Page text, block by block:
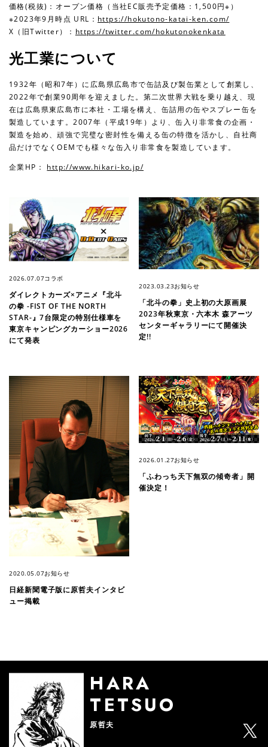
価格(税抜)：オープン価格（当社EC販売予定価格：1,500円※）
※2023年9⽉時点 URL： https://hokutono-katai-ken.com/
X（旧Twitter）： https://twitter.com/hokutonokenkata
光⼯業について
1932年（昭和7年）に広島県広島市で⽸詰及び製⽸業として創業し、
2022年で創業90周年を迎えました。第⼆次世界⼤戦を乗り越え、現
在は広島県東広島市に本社・⼯場を構え、⽸詰⽤の⽸やスプレー⽸を
製造しています。2007年（平成19年）より、⽸⼊り⾮常⾷の企画・
製造を始め、頑強で完璧な密封性を備える⽸の特徴を活かし、⾃社商
品だけでなくOEMでも様々な⽸⼊り⾮常⾷を製造しています。
企業HP： http://www.hikari-ko.jp/
2026.07.07コラボ
ダイレクトカーズ×アニメ『北斗
の拳 -FIST OF THE NORTH
STAR-』7台限定の特別仕様車を
東京キャンピングカーショー2026
にて発表
2023.03.23お知らせ
「北斗の拳」史上初の大原画展
2023年秋東京・六本木 森アーツ
センターギャラリーにて開催決
定!!
2020.05.07お知らせ
日経新聞電子版に原哲夫インタビ
ュー掲載
2026.01.27お知らせ
「ふわっち天下無双の傾奇者」開
催決定！
HARA
TETSUO
原哲夫